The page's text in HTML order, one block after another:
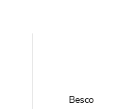
Besco